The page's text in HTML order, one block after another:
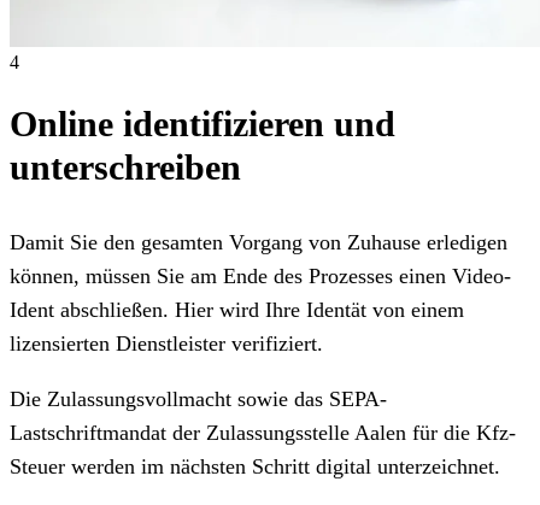
4
Online identifizieren und
unterschreiben
Damit Sie den gesamten Vorgang von Zuhause erledigen
können, müssen Sie am Ende des Prozesses einen Video-
Ident abschließen. Hier wird Ihre Identät von einem
lizensierten Dienstleister verifiziert.
Die Zulassungsvollmacht sowie das SEPA-
Lastschriftmandat der Zulassungsstelle Aalen für die Kfz-
Steuer werden im nächsten Schritt digital unterzeichnet.